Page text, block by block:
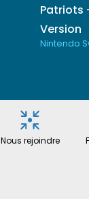
Patriots
Version
Nintendo
Nous rejoindre